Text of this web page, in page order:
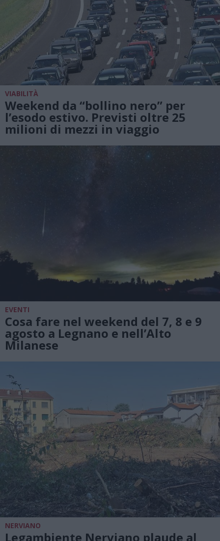
VIABILITÀ
Weekend da “bollino nero” per
l’esodo estivo. Previsti oltre 25
milioni di mezzi in viaggio
EVENTI
Cosa fare nel weekend del 7, 8 e 9
agosto a Legnano e nell’Alto
Milanese
NERVIANO
Legambiente Nerviano plaude al